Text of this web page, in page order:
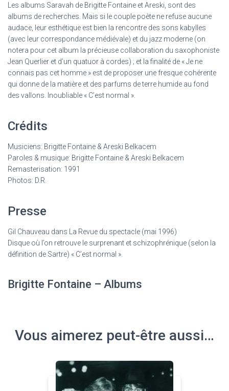
Les albums Saravah de Brigitte Fontaine et Areski, sont des
albums de recherches. Mais si le couple poète ne refuse aucune
audace, leur esthétique est bien la rencontre des sons kabylles
(avec leur correspondance médiévale) et du jazz moderne (on
notera pour cet album la précieuse collaboration du saxophoniste
Jean Querlier et d’un quatuor à cordes) ; et la finalité de « Je ne
connais pas cet homme » est de proposer une fresque cohérente
qui donne de la matière et des parfums de terre humide au fond
des vallons. Inoubliable « C’est normal ».
Crédits
Musiciens: Brigitte Fontaine & Areski Belkacem
Paroles & musique: Brigitte Fontaine & Areski Belkacem
Remasterisation: 1991
Photos: D.R.
Presse
Gil Chauveau dans La Revue du spectacle (mai 1996)
Disque où l’on retrouve le surprenant et schizophrénique (selon la
définition de Sartre) « C’est normal ».
Brigitte Fontaine – Albums
Vous aimerez peut-être aussi…